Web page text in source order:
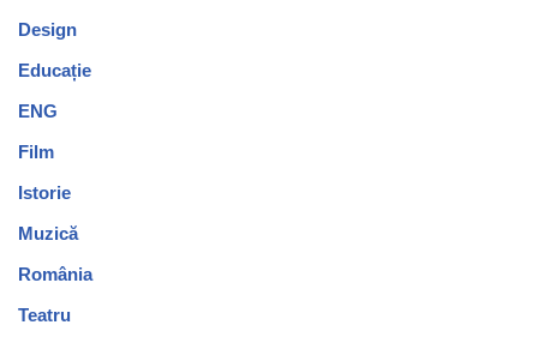
Design
Educație
ENG
Film
Istorie
Muzică
România
Teatru